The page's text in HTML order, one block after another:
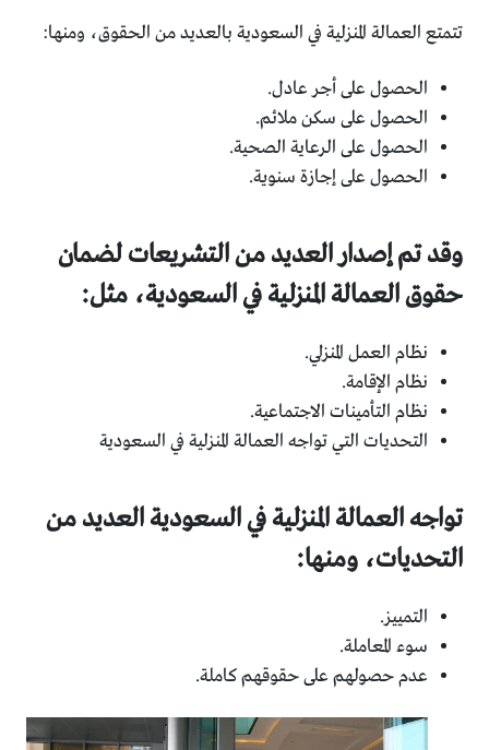
تتمتع العمالة المنزلية في السعودية بالعديد من الحقوق، ومنها:
الحصول على أجر عادل.
الحصول على سكن ملائم.
الحصول على الرعاية الصحية.
الحصول على إجازة سنوية.
وقد تم إصدار العديد من التشريعات لضمان
حقوق العمالة المنزلية في السعودية، مثل:
نظام العمل المنزلي.
نظام الإقامة.
نظام التأمينات الاجتماعية.
التحديات التي تواجه العمالة المنزلية في السعودية
تواجه العمالة المنزلية في السعودية العديد من
التحديات، ومنها:
التمييز.
سوء المعاملة.
عدم حصولهم على حقوقهم كاملة.